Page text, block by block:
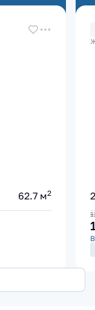
62.7 м2